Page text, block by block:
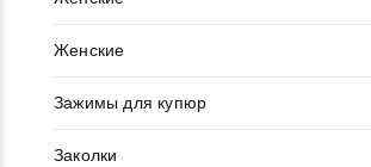
Женские
Зажимы для купюр
Заколки